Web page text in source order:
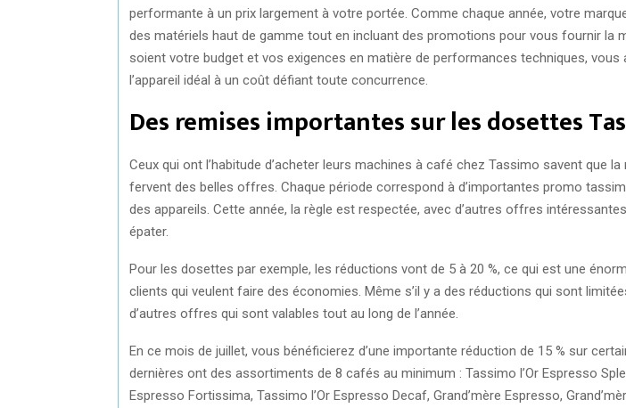
R
E
O
R
E
R
E
performante à un prix largement à votre portée. Comme chaque année, votre
des matériels haut de gamme tout en incluant des promotions pour vous fournir la
soient votre budget et vos exigences en matière de performances techniques, vous
l’appareil idéal à un coût défiant toute concurrence.
Des remises importantes sur les dosettes
Ceux qui ont l’habitude d’acheter leurs machines à café chez Tassimo savent que
fervent des belles offres. Chaque période correspond à d’importantes promo
des appareils. Cette année, la règle est respectée, avec d’autres offres
épater.
Pour les dosettes par exemple, les réductions vont de 5 à 20 %, ce qui est une
clients qui veulent faire des économies. Même s’il y a des réductions qui sont
d’autres offres qui sont valables tout au long de l’année.
En ce mois de juillet, vous bénéficierez d’une importante réduction de 15 % sur
dernières ont des assortiments de 8 cafés au minimum : Tassimo l’Or Espresso
Espresso Fortissima, Tassimo l’Or Espresso Decaf, Grand’mère Espresso,